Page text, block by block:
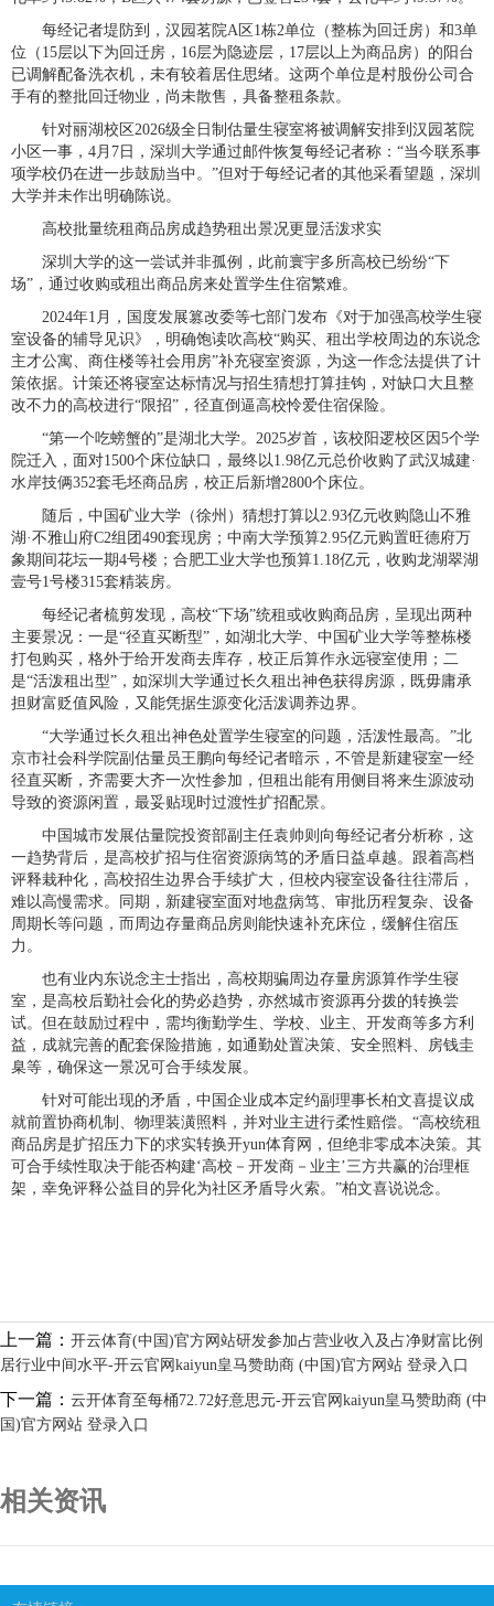
每经记者堤防到，汉园茗院A区1栋2单位（整栋为回迁房）和3单
位（15层以下为回迁房，16层为隐迹层，17层以上为商品房）的阳台
已调解配备洗衣机，未有较着居住思绪。这两个单位是村股份公司合
手有的整批回迁物业，尚未散售，具备整租条款。
针对丽湖校区2026级全日制估量生寝室将被调解安排到汉园茗院
小区一事，4月7日，深圳大学通过邮件恢复每经记者称：“当今联系事
项学校仍在进一步鼓励当中。”但对于每经记者的其他采看望题，深圳
大学并未作出明确陈说。
高校批量统租商品房成趋势租出景况更显活泼求实
深圳大学的这一尝试并非孤例，此前寰宇多所高校已纷纷“下
场”，通过收购或租出商品房来处置学生住宿繁难。
2024年1月，国度发展篡改委等七部门发布《对于加强高校学生寝
室设备的辅导见识》，明确饱读吹高校“购买、租出学校周边的东说念
主才公寓、商住楼等社会用房”补充寝室资源，为这一作念法提供了计
策依据。计策还将寝室达标情况与招生猜想打算挂钩，对缺口大且整
改不力的高校进行“限招”，径直倒逼高校怜爱住宿保险。
“第一个吃螃蟹的”是湖北大学。2025岁首，该校阳逻校区因5个学
院迁入，面对1500个床位缺口，最终以1.98亿元总价收购了武汉城建·
水岸技俩352套毛坯商品房，校正后新增2800个床位。
随后，中国矿业大学（徐州）猜想打算以2.93亿元收购隐山不雅
湖·不雅山府C2组团490套现房；中南大学预算2.95亿元购置旺德府万
象期间花坛一期4号楼；合肥工业大学也预算1.18亿元，收购龙湖翠湖
壹号1号楼315套精装房。
每经记者梳剪发现，高校“下场”统租或收购商品房，呈现出两种
主要景况：一是“径直买断型”，如湖北大学、中国矿业大学等整栋楼
打包购买，格外于给开发商去库存，校正后算作永远寝室使用；二
是“活泼租出型”，如深圳大学通过长久租出神色获得房源，既毋庸承
担财富贬值风险，又能凭据生源变化活泼调养边界。
“大学通过长久租出神色处置学生寝室的问题，活泼性最高。”北
京市社会科学院副估量员王鹏向每经记者暗示，不管是新建寝室一经
径直买断，齐需要大齐一次性参加，但租出能有用侧目将来生源波动
导致的资源闲置，最妥贴现时过渡性扩招配景。
中国城市发展估量院投资部副主任袁帅则向每经记者分析称，这
一趋势背后，是高校扩招与住宿资源病笃的矛盾日益卓越。跟着高档
评释栽种化，高校招生边界合手续扩大，但校内寝室设备往往滞后，
难以高慢需求。同期，新建寝室面对地盘病笃、审批历程复杂、设备
周期长等问题，而周边存量商品房则能快速补充床位，缓解住宿压
力。
也有业内东说念主士指出，高校期骗周边存量房源算作学生寝
室，是高校后勤社会化的势必趋势，亦然城市资源再分拨的转换尝
试。但在鼓励过程中，需均衡勤学生、学校、业主、开发商等多方利
益，成就完善的配套保险措施，如通勤处置决策、安全照料、房钱圭
臬等，确保这一景况可合手续发展。
针对可能出现的矛盾，中国企业成本定约副理事长柏文喜提议成
就前置协商机制、物理装潢照料，并对业主进行柔性赔偿。“高校统租
商品房是扩招压力下的求实转换开yun体育网，但绝非零成本决策。其
可合手续性取决于能否构建‘高校－开发商－业主’三方共赢的治理框
架，幸免评释公益目的异化为社区矛盾导火索。”柏文喜说说念。
上一篇： 开云体育(中国)官方网站研发参加占营业收入及占净财富比例
居行业中间水平-开云官网kaiyun皇马赞助商 (中国)官方网站 登录入口
下一篇： 云开体育至每桶72.72好意思元-开云官网kaiyun皇马赞助商 (中
国)官方网站 登录入口
相关资讯